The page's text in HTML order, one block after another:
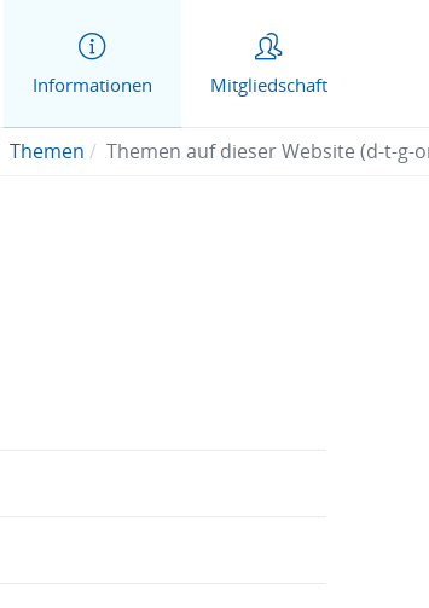
Informationen Mitgliedschaft
Themen Themen auf dieser Website (d-t-g-